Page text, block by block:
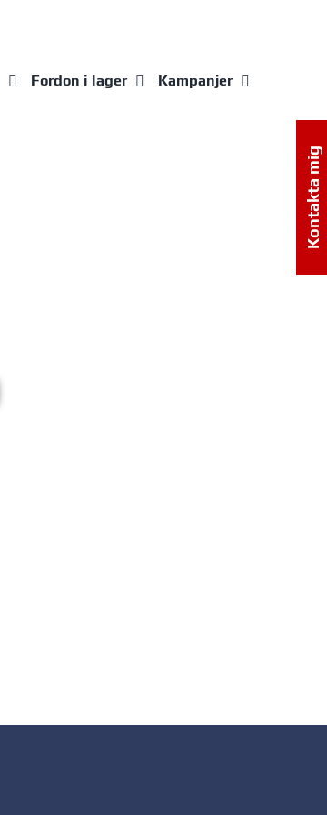
Fordon i lager Kampanjer
Kontakta mig